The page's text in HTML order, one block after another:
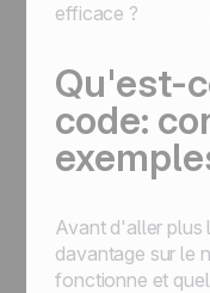
efficace ?
Qu'est-
code:
Avant d'aller plus
davantage sur le
fonctionne et